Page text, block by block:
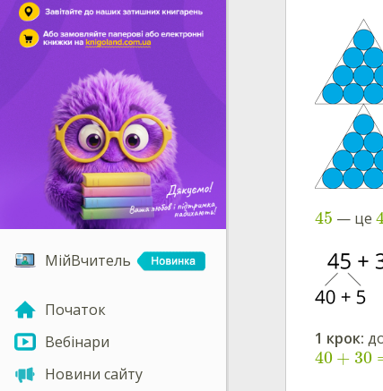
МійВчитель
Початок
Вебінари
Новини сайту
45 — це
1 крок:
40 + 30